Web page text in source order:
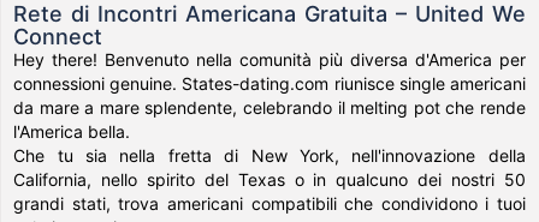
Rete di Incontri Americana Gratuita – United We
Connect
Hey there! Benvenuto nella comunità più diversa d'America per
connessioni genuine. States-dating.com riunisce single americani
da mare a mare splendente, celebrando il melting pot che rende
l'America bella.
Che tu sia nella fretta di New York, nell'innovazione della
California, nello spirito del Texas o in qualcuno dei nostri 50
grandi stati, trova americani compatibili che condividono i tuoi